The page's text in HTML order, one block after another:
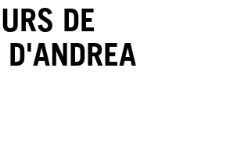
DE
D'ANDREA